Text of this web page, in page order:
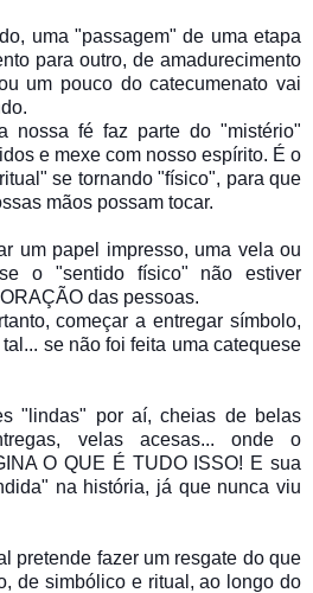
uma "passagem" de uma etapa
para outro, de amadurecimento
um pouco do catecumenato vai
nossa fé faz parte do "mistério"
e mexe com nosso espírito. É o
se tornando "físico", para que
mãos possam tocar.
um papel impresso, uma vela ou
o "sentido físico" não estiver
das pessoas.
começar a entregar símbolo,
se não foi feita uma catequese
"lindas" por aí, cheias de belas
velas acesas... onde o
O QUE É TUDO ISSO! E sua
na história, já que nunca viu
pretende fazer um resgate do que
de simbólico e ritual, ao longo do